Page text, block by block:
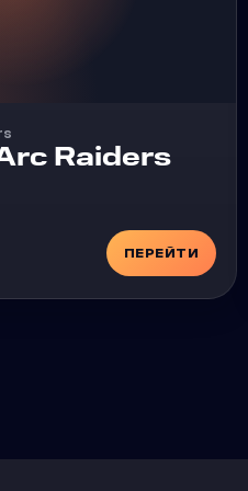
Raiders
ПЕРЕЙТИ